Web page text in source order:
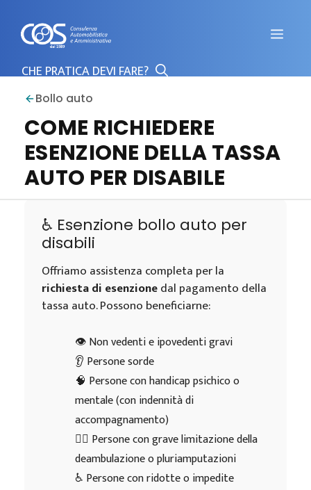
contenuto
Bollo auto
COME RICHIEDERE
ESENZIONE DELLA TASSA
AUTO PER DISABILE
♿ Esenzione bollo auto per
disabili
Offriamo assistenza completa per la
richiesta di esenzionedal pagamento della
tassa auto. Possono beneficiarne:
👁️ Non vedenti e ipovedenti gravi
👂 Persone sorde
🧠 Persone con handicap psichico o
mentale (con indennità di
accompagnamento)
🚶‍♂️ Persone con grave limitazione della
deambulazione o pluriamputazioni
♿ Persone con ridotte o impedite